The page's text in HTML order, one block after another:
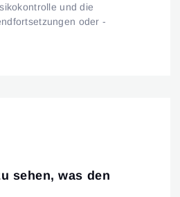
und die
oder -
sehen, was den